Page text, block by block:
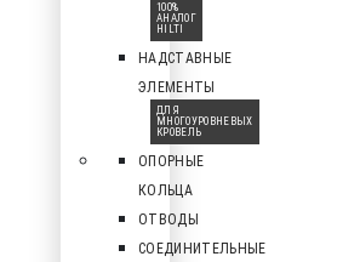
100%
АНАЛОГ
HILTI
НАДСТАВНЫЕ
ЭЛЕМЕНТЫ
ДЛЯ
МНОГОУРОВНЕВЫХ
КРОВЕЛЬ
ОПОРНЫЕ
КОЛЬЦА
ОТВОДЫ
СОЕДИНИТЕЛЬНЫЕ